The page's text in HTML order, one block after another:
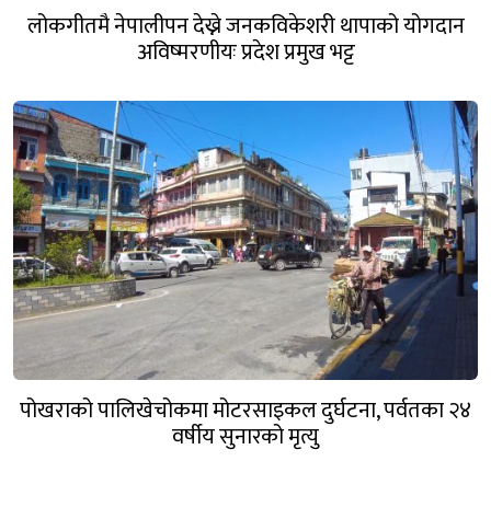
लोकगीतमै नेपालीपन देख्ने जनकविकेशरी थापाको योगदान
अविष्मरणीयः प्रदेश प्रमुख भट्ट
पोखराको पालिखेचोकमा मोटरसाइकल दुर्घटना, पर्वतका २४
वर्षीय सुनारको मृत्यु